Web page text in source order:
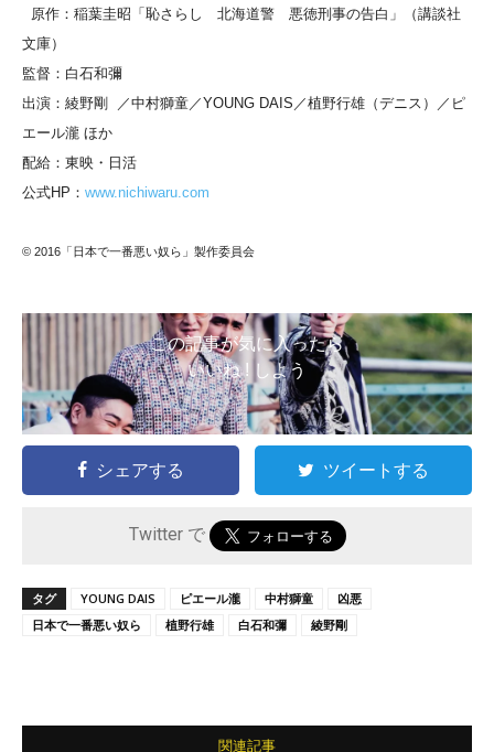
原作：稲葉圭昭「恥さらし 北海道警 悪徳刑事の告白」（講談社
文庫）
監督：白石和彌
出演：綾野剛 ／中村獅童／YOUNG DAIS／植野行雄（デニス）／ピ
エール瀧 ほか
配給：東映・日活
公式HP： www.nichiwaru.com
© 2016「日本で一番悪い奴ら」製作委員会
この記事が気に入ったら
いいね ! しよう
シェアする ツイートする
Twitter で
タグ YOUNG DAIS ピエール瀧 中村獅童
凶悪
日本で一番悪い奴ら
植野行雄 白石和彌 綾野剛
関連記事